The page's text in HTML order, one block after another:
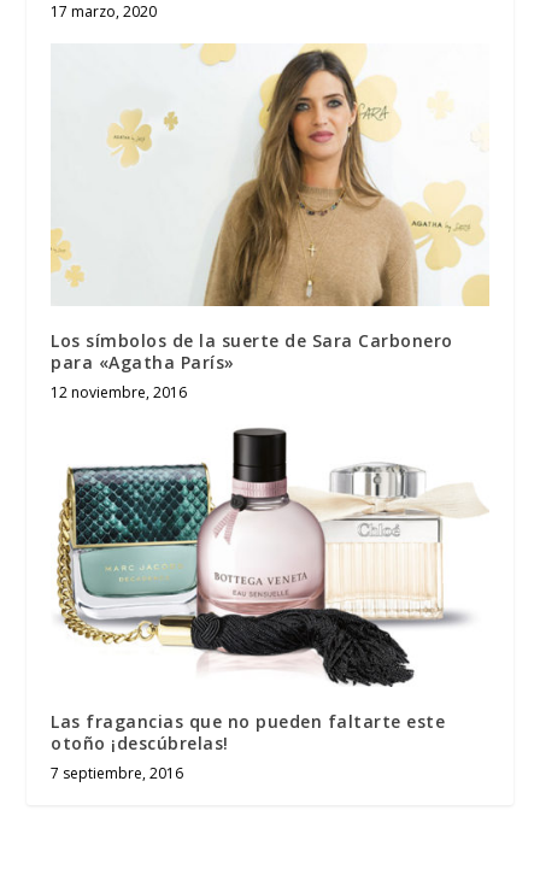
17 marzo, 2020
Los símbolos de la suerte de Sara Carbonero
para «Agatha París»
12 noviembre, 2016
Las fragancias que no pueden faltarte este
otoño ¡descúbrelas!
7 septiembre, 2016